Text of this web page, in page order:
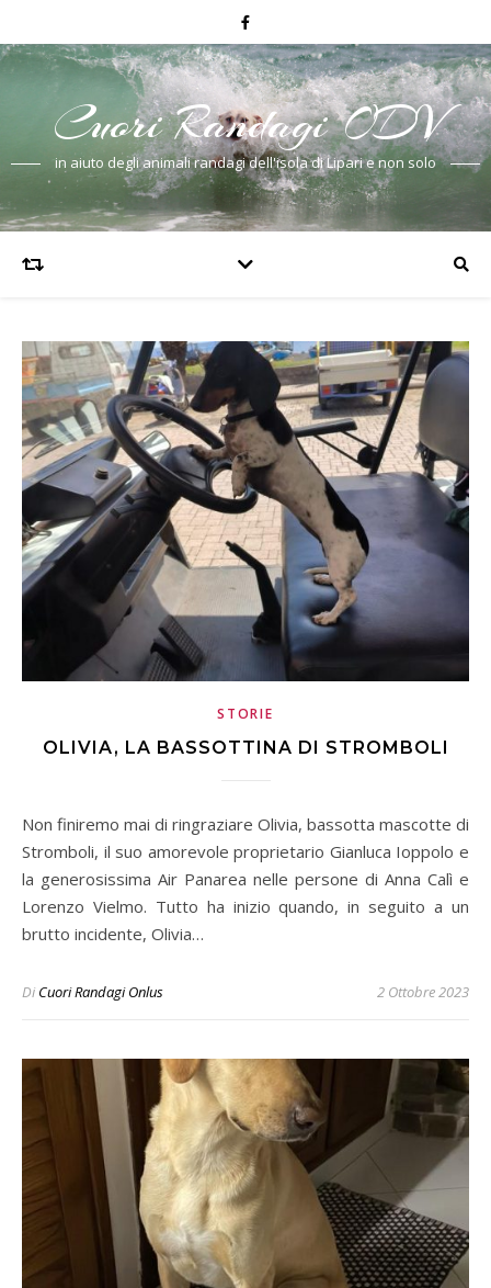
Cuori Randagi ODV
in aiuto degli animali randagi dell'isola di Lipari e non solo
STORIE
OLIVIA, LA BASSOTTINA DI STROMBOLI
Non finiremo mai di ringraziare Olivia, bassotta mascotte di
Stromboli, il suo amorevole proprietario Gianluca Ioppolo e
la generosissima Air Panarea nelle persone di Anna Calì e
Lorenzo Vielmo. Tutto ha inizio quando, in seguito a un
brutto incidente, Olivia…
Di Cuori Randagi Onlus 2 Ottobre 2023